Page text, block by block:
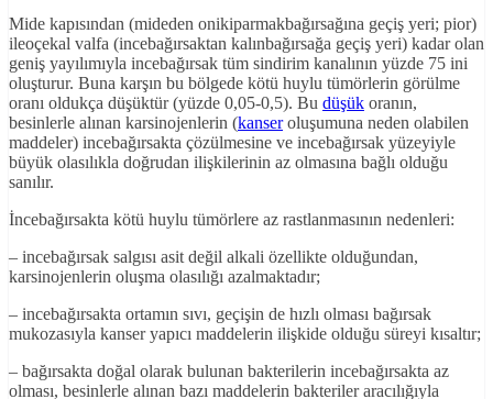
Mide kapısından (mideden onikiparmakbağırsağına geçiş yeri; pior)
ileoçekal valfa (incebağırsaktan kalınbağırsağa geçiş yeri) kadar olan
geniş yayılımıyla incebağırsak tüm sindirim kanalının yüzde 75 ini
oluşturur. Buna karşın bu bölgede kötü huylu tümörlerin görülme
oranı oldukça düşüktür (yüzde 0,05-0,5). Bu düşük oranın,
besinlerle alınan karsinojenlerin (kanseroluşumuna neden olabilen
maddeler) incebağırsakta çözülmesine ve incebağırsak yüzeyiyle
büyük olasılıkla doğrudan ilişkilerinin az olmasına bağlı olduğu
sanılır.
İncebağırsakta kötü huylu tümörlere az rastlanmasının nedenleri:
– incebağırsak salgısı asit değil alkali özellikte olduğundan,
karsinojenlerin oluşma olasılığı azalmaktadır;
– incebağırsakta ortamın sıvı, geçişin de hızlı olması bağırsak
mukozasıyla kanser yapıcı maddelerin ilişkide olduğu süreyi kısaltır;
– bağırsakta doğal olarak bulunan bakterilerin incebağırsakta az
olması, besinlerle alınan bazı maddelerin bakteriler aracılığıyla